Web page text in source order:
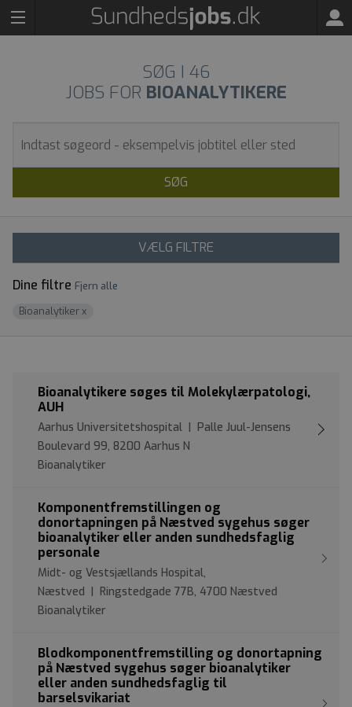
SØG I 46
JOBS FOR BIOANALYTIKERE
SØG
VÆLG FILTRE
Dine filtre Fjern alle
Bioanalytikerx
Bioanalytikere søges til Molekylærpatologi,
AUH
Aarhus Universitetshospital | Palle Juul-Jensens
Boulevard 99, 8200 Aarhus N
Bioanalytiker
Komponentfremstillingen og
donortapningen på Næstved sygehus søger
bioanalytiker eller anden sundhedsfaglig
personale
Midt- og Vestsjællands Hospital,
Næstved | Ringstedgade 77B, 4700 Næstved
Bioanalytiker
Blodkomponentfremstilling og donortapning
på Næstved sygehus søger bioanalytiker
eller anden sundhedsfaglig til
barselsvikariat